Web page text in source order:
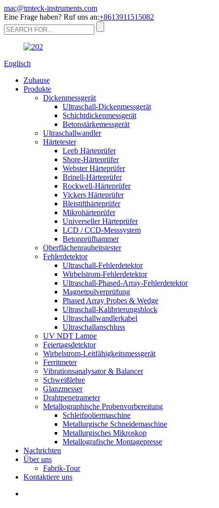
mac@tmteck-instruments.com
Eine Frage haben? Ruf uns an:+8613911515082
Englisch
Zuhause
Produkte
Dickenmessgerät
Ultraschall-Dickenmessgerät
Schichtdickenmessgerät
Betonstärkemessgerät
Ultraschallwandler
Härtetester
Leeb Härteprüfer
Shore-Härteprüfer
Webster Härteprüfer
Brinell-Härteprüfer
Rockwell-Härteprüfer
Vickers Härteprüfer
Bleistifthärteprüfer
Mikrohärteprüfer
Universeller Härteprüfer
LCD / CCD-Messsystem
Betonprüfhammer
Oberflächenrauheitstester
Fehlerdetektor
Ultraschall-Fehlerdetektor
Wirbelstrom-Fehlerdetektor
Ultraschall-Phased-Array-Fehlerdetektor
Magnetpulverprüfung
Phased Array Probes & Wedge
Ultraschall-Kalibrierungsblock
Ultraschallwandlerkabel
Ultraschallanschluss
UV NDT Lampe
Feiertagsdetektor
Wirbelstrom-Leitfähigkeitsmessgerät
Ferritmeter
Vibrationsanalysator & Balancer
Schweißlehre
Glanzmesser
Drahtpenetrameter
Metallographische Probenvorbereitung
Schleifpoliermaschine
Metallurgische Schneidemaschine
Metallurgisches Mikroskop
Metallografische Montagepresse
Nachrichten
Über uns
Fabrik-Tour
Kontaktiere uns